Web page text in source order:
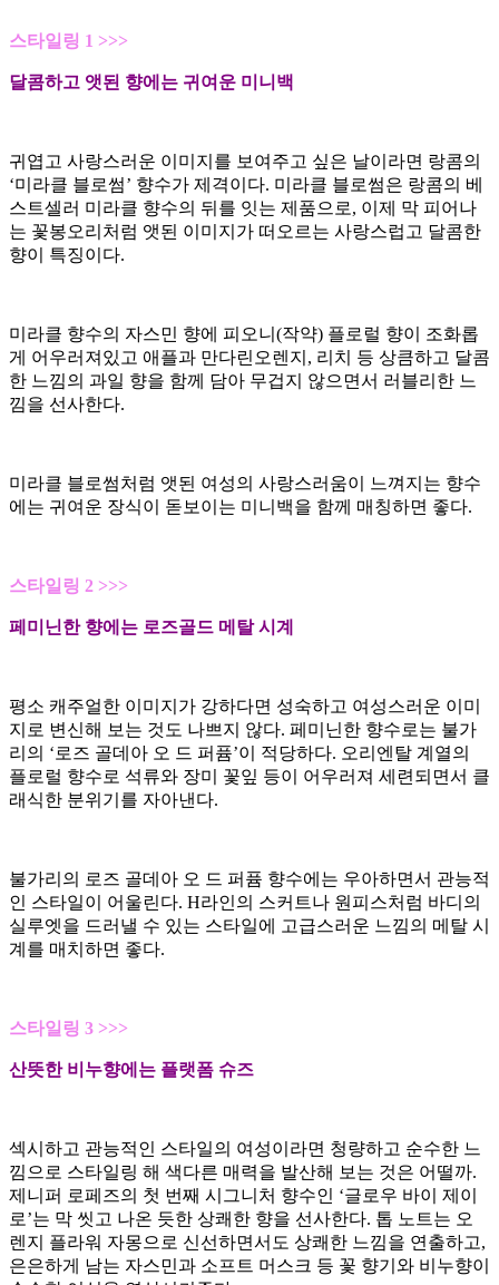
스타일링 1 >>>
달콤하고 앳된 향에는 귀여운 미니백
귀엽고 사랑스러운 이미지를 보여주고 싶은 날이라면 랑콤의
‘미라클 블로썸’ 향수가 제격이다. 미라클 블로썸은 랑콤의 베
스트셀러 미라클 향수의 뒤를 잇는 제품으로, 이제 막 피어나
는 꽃봉오리처럼 앳된 이미지가 떠오르는 사랑스럽고 달콤한
향이 특징이다.
미라클 향수의 자스민 향에 피오니(작약) 플로럴 향이 조화롭
게 어우러져있고 애플과 만다린오렌지, 리치 등 상큼하고 달콤
한 느낌의 과일 향을 함께 담아 무겁지 않으면서 러블리한 느
낌을 선사한다.
미라클 블로썸처럼 앳된 여성의 사랑스러움이 느껴지는 향수
에는 귀여운 장식이 돋보이는 미니백을 함께 매칭하면 좋다.
스타일링 2 >>>
페미닌한 향에는 로즈골드 메탈 시계
평소 캐주얼한 이미지가 강하다면 성숙하고 여성스러운 이미
지로 변신해 보는 것도 나쁘지 않다. 페미닌한 향수로는 불가
리의 ‘로즈 골데아 오 드 퍼퓸’이 적당하다. 오리엔탈 계열의
플로럴 향수로 석류와 장미 꽃잎 등이 어우러져 세련되면서 클
래식한 분위기를 자아낸다.
불가리의 로즈 골데아 오 드 퍼퓸 향수에는 우아하면서 관능적
인 스타일이 어울린다. H라인의 스커트나 원피스처럼 바디의
실루엣을 드러낼 수 있는 스타일에 고급스러운 느낌의 메탈 시
계를 매치하면 좋다.
스타일링 3 >>>
산뜻한 비누향에는 플랫폼 슈즈
섹시하고 관능적인 스타일의 여성이라면 청량하고 순수한 느
낌으로 스타일링 해 색다른 매력을 발산해 보는 것은 어떨까.
제니퍼 로페즈의 첫 번째 시그니처 향수인 ‘글로우 바이 제이
로’는 막 씻고 나온 듯한 상쾌한 향을 선사한다. 톱 노트는 오
렌지 플라워 자몽으로 신선하면서도 상쾌한 느낌을 연출하고,
은은하게 남는 자스민과 소프트 머스크 등 꽃 향기와 비누향이